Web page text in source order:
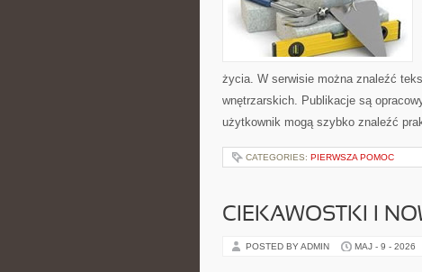
życia. W serwisie można znaleźć
wnętrzarskich. Publikacje są
użytkownik mogą szybko znaleźć
CATEGORIES: PIERWSZA POMOC
CIEKAWOSTKI I
POSTED BY ADMIN MAJ - 9 - 2026